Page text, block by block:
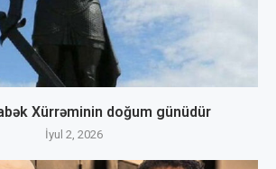
Xürrəminin doğum günüdür
İyul 2, 2026